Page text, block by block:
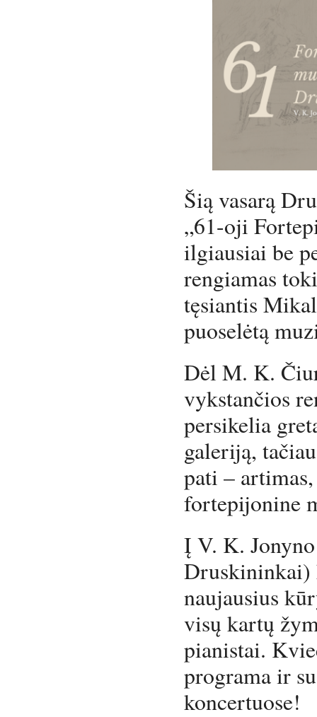
Šią vasarą
„61-oji
ilgiausiai be
rengiamas
tęsiantis
puoselėtą
Dėl M. K.
vykstančios
persikelia
galeriją,
pati –
fortepijonine
Į V. K.
Druskininkai)
naujausius
visų kartų
pianistai.
programa ir
koncertuose!